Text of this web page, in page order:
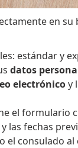
en su
estándar y
datos
electrónicoy
el formulario
las fechas
el consulado al